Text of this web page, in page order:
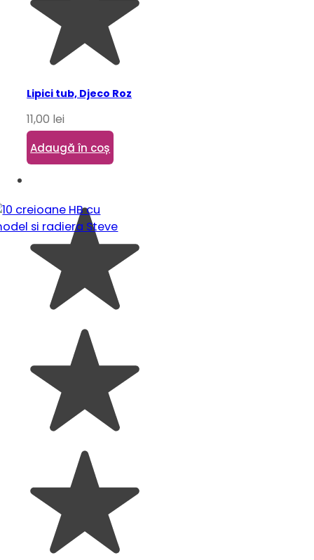
Lipici tub, Djeco Roz
11,00 lei
Adaugă în coș